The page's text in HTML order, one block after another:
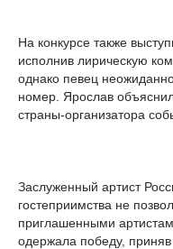
На конкурсе также
исполнив лирическую
однако певец
номер. Ярослав
страны-организатора
Заслуженный артист
гостеприимства не
приглашенными
одержала победу,